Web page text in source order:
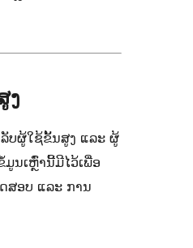
ງ
ບຜູ້ໃຊ້ຂັ້ນສູງ ແລະ ຜູ້
ນເຫຼົ່ານີ້ມີໄວ້ເພື່ອ
ສອບ ແລະ ການ